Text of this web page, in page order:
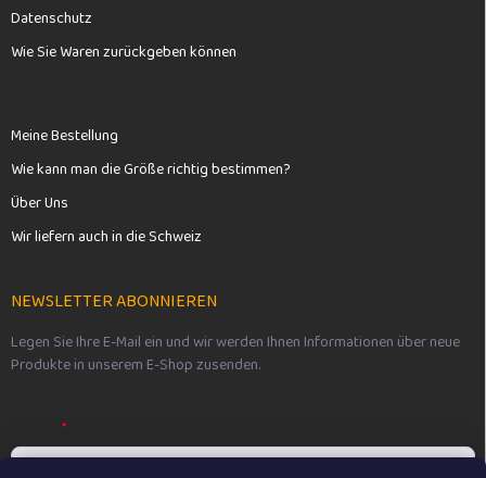
Datenschutz
Wie Sie Waren zurückgeben können
Meine Bestellung
Wie kann man die Größe richtig bestimmen?
Über Uns
Wir liefern auch in die Schweiz
NEWSLETTER ABONNIEREN
Legen Sie Ihre E-Mail ein und wir werden Ihnen Informationen über neue
Produkte in unserem E-Shop zusenden.